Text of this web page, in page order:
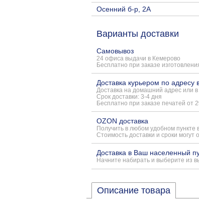
Осенний б-р, 2А
Варианты доставки
Самовывоз
24 офиса выдачи в Кемерово
Бесплатно при заказе
Доставка курьером по адресу
Доставка на домашний адрес или
Срок доставки: 3-4 дня
Бесплатно при заказе печатей от
OZON доставка
Получить в любом удобном пункте
Стоимость доставки и сроки могут
Доставка в Ваш населенный
Начните набирать и выберите из
Описание товара